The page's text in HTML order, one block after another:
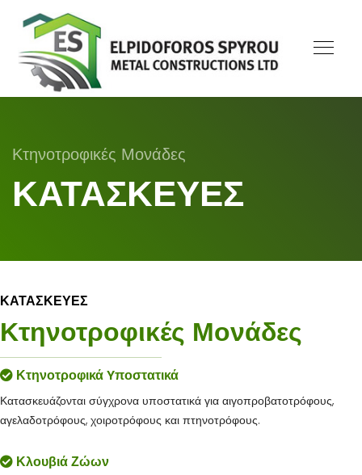
Κτηνοτροφικές Μονάδες
ΚΑΤΑΣΚΕΥΕΣ
ΚΑΤΑΣΚΕΥΕΣ
Κτηνοτροφικές Μονάδες
Κτηνοτροφικά Yποστατικά
Κατασκευάζονται σύγχρονα υποστατικά για αιγοπροβατοτρόφους,
αγελαδοτρόφους, χοιροτρόφους και πτηνοτρόφους.
Κλουβιά Ζώων